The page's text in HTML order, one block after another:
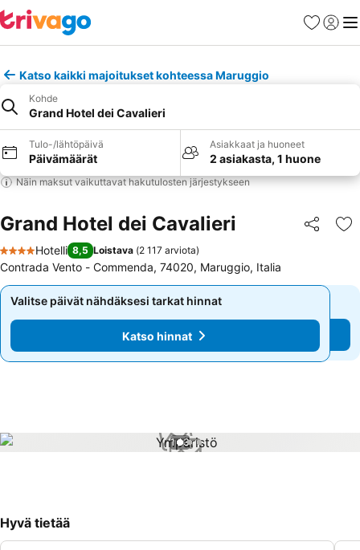
Suosikit
Katso kaikki majoitukset kohteessa Maruggio
Kohde
Grand Hotel dei Cavalieri
Tulo-/lähtöpäivä
Päivämäärät
Asiakkaat ja huoneet
2 asiakasta, 1 huone
Näin maksut vaikuttavat hakutulosten järjestykseen
Grand Hotel dei Cavalieri Jaa
4 Tähtiluokitus
Hotelli 8,5 Loistava (2 117 arviota)
Contrada Vento - Commenda, 74020, Maruggio, Italia
Valitse päivät nähdäksesi tarkat hinnat
Katso hinnat
Valitse päivät nähdäksesi tarkat hinnat
Katso hinnat
1 / 3
Hyvä tietää